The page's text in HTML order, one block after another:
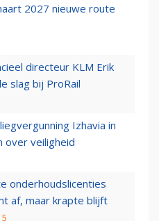
2027 nieuwe route
directeur KLM Erik
slag bij ProRail
Izhavia in
over veiligheid
onderhoudslicenties
af, maar krapte blijft